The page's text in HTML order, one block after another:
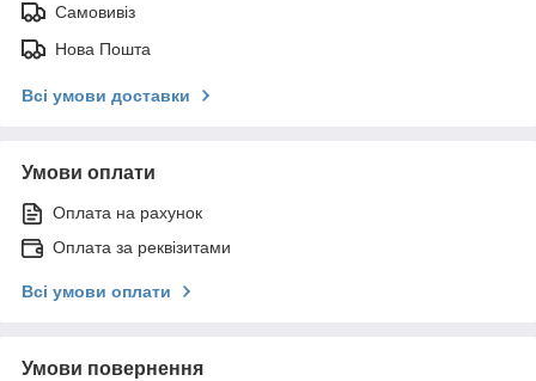
Самовивіз
Нова Пошта
Всі умови доставки
Умови оплати
Оплата на рахунок
Оплата за реквізитами
Всі умови оплати
Умови повернення